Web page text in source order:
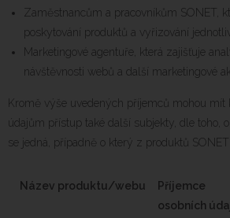
Zaměstnancům a pracovníkům SONET,
poskytování produktů a vyřizování
Marketingové agentuře, která zajišťuje
návštěvnosti webů a další marketingové
Kromě výše uvedených příjemců mohou mít
údajům přístup také další subjekty, dle toho,
se jedná, případně o který z produktů SONET
Název produktu/webu
Příjemce
osobních